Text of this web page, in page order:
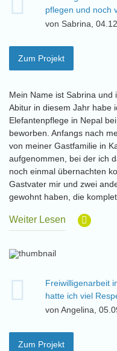
pflegen und noch
von Sabrina,
Zum Projekt
Mein Name ist Sabrina und
Abitur in diesem Jahr habe
Elefantenpflege in Nepal
beworben. Anfangs nach
von meiner Gastfamilie in
aufgenommen, bei der ich
noch einmal übernachten
Gastvater mir und zwei
gewohnt haben, die
Weiter Lesen
Freiwilligenarbeit
hatte ich viel
von Angelina,
Zum Projekt